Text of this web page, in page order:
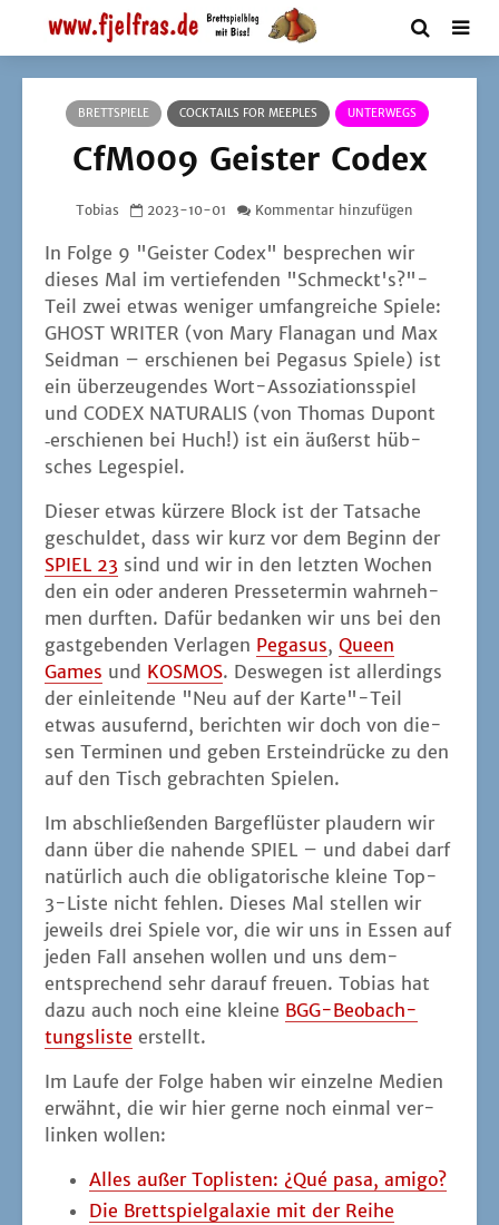
BRETTSPIELE COCKTAILS FOR MEEPLES UNTERWEGS
CfM009 Geister Codex
Tobias 2023-10-01 Kommentar hinzufügen
In Fol­ge 9 "Geis­ter Codex" bespre­chen wir
die­ses Mal im ver­tie­fen­den "Schmeckt's?"-
Teil zwei etwas weni­ger umfang­rei­che Spie­le:
GHOST WRITER (von Mary Fla­na­gan und Max
Seid­man – erschie­nen bei Pega­sus Spie­le) ist
ein über­zeu­gen­des Wort-Asso­zia­ti­ons­spiel
und CODEX NATURALIS (von Tho­mas Dupont
‑erschie­nen bei Huch!) ist ein äußerst hüb­
sches Legespiel.
Die­ser etwas kür­ze­re Block ist der Tat­sa­che
geschul­det, dass wir kurz vor dem Beginn der
SPIEL 23 sind und wir in den letz­ten Wochen
den ein oder ande­ren Pres­se­ter­min wahr­neh­
men durf­ten. Dafür bedan­ken wir uns bei den
gast­ge­ben­den Ver­la­gen Pega­sus, Queen
Games und KOSMOS. Des­we­gen ist aller­dings
der ein­lei­ten­de "Neu auf der Karte"-Teil
etwas aus­ufernd, berich­ten wir doch von die­
sen Ter­mi­nen und geben Erst­ein­drü­cke zu den
auf den Tisch gebrach­ten Spielen.
Im abschlie­ßen­den Bar­ge­flüs­ter plau­dern wir
dann über die nahen­de SPIEL – und dabei darf
natür­lich auch die obli­ga­to­ri­sche klei­ne Top-
3-Lis­te nicht feh­len. Die­ses Mal stel­len wir
jeweils drei Spie­le vor, die wir uns in Essen auf
jeden Fall anse­hen wol­len und uns dem­
entspre­chend sehr dar­auf freu­en. Tobi­as hat
dazu auch noch eine klei­ne BGG-Beob­ach­
tungs­lis­te erstellt.
Im Lau­fe der Fol­ge haben wir ein­zel­ne Medi­en
erwähnt, die wir hier ger­ne noch ein­mal ver­
lin­ken wollen:
Alles außer Top­lis­ten: ¿Qué pasa, amigo?
Die Brett­spiel­ga­la­xie mit der Rei­he